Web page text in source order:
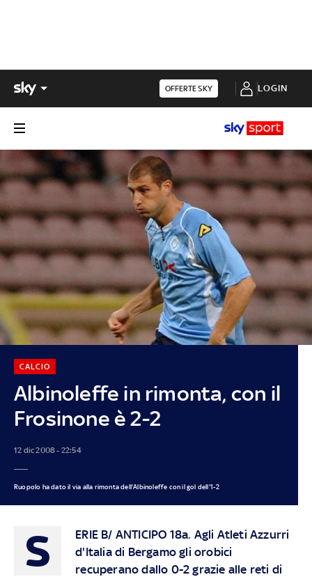
OFFERTE SKY LOGIN
Albinoleffe in rimonta, con il
Frosinone è 2-2
CALCIO
12 dic 2008 - 22:54
Ruopolo ha dato il via alla rimonta dell'Albinoleffe con il gol dell'1-2
S
ERIE B/ ANTICIPO 18a. Agli Atleti Azzurri
d'Italia di Bergamo gli orobici
recuperano dallo 0-2 grazie alle reti di